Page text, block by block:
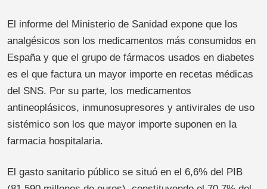
El informe del Ministerio de Sanidad expone que los
analgésicos son los medicamentos más consumidos en
España y que el grupo de fármacos usados en diabetes
es el que factura un mayor importe en recetas médicas
del SNS. Por su parte, los medicamentos
antineoplásicos, inmunosupresores y antivirales de uso
sistémico son los que mayor importe suponen en la
farmacia hospitalaria.
El gasto sanitario público se situó en el 6,6% del PIB